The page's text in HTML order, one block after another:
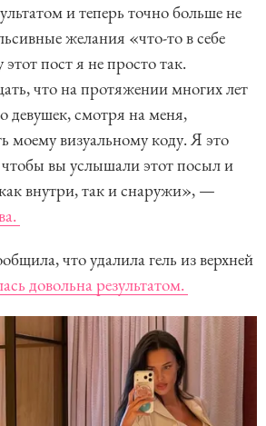
и теперь точно больше не
желания «что-то в себе
пост я не просто так.
что на протяжении многих лет
девушек, смотря на меня,
моему визуальному коду. Я это
вы услышали этот посыл и
внутри, так и снаружи», —
что удалила гель из верхней
довольна результатом.